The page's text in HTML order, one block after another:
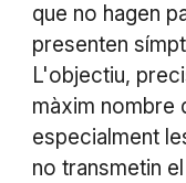
que no hagen
presenten
L'objectiu,
màxim nombre
especialment
no transmetin